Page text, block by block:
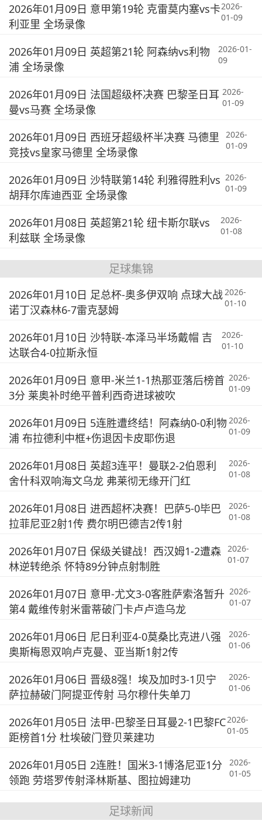
2026年01月09日 意甲第19轮 克雷莫内塞vs卡
利亚里 全场录像
2026-
01-09
2026年01月09日 英超第21轮 阿森纳vs利物
浦 全场录像
2026-01-
09
2026年01月09日 法国超级杯决赛 巴黎圣日耳
曼vs马赛 全场录像
2026-
01-09
2026年01月09日 西班牙超级杯半决赛 马德里
竞技vs皇家马德里 全场录像
2026-
01-09
2026年01月09日 沙特联第14轮 利雅得胜利vs
胡拜尔库迪西亚 全场录像
2026-
01-09
2026年01月08日 英超第21轮 纽卡斯尔联vs
利兹联 全场录像
2026-
01-08
足球集锦
2026年01月10日 足总杯-奥多伊双响 点球大战
诺丁汉森林6-7雷克瑟姆
2026-
01-10
2026年01月10日 沙特联-本泽马半场戴帽 吉
达联合4-0拉斯永恒
2026-
01-10
2026年01月09日 意甲-米兰1-1热那亚落后榜首
3分 莱奥补时绝平普利西奇进球被吹
2026-
01-09
2026年01月09日 5连胜遭终结！阿森纳0-0利物
浦 布拉德利中框+伤退因卡皮耶伤退
2026-
01-09
2026年01月08日 英超3连平！曼联2-2伯恩利
舍什科双响海文乌龙 弗莱彻无缘开门红
2026-
01-08
2026年01月08日 进西超杯决赛！巴萨5-0毕巴
拉菲尼亚2射1传 费尔明巴德吉2传1射
2026-
01-08
2026年01月07日 保级关键战！西汉姆1-2遭森
林逆转绝杀 怀特89分钟点射制胜
2026-
01-07
2026年01月07日 意甲-尤文3-0客胜萨索洛暂升
第4 戴维传射米雷蒂破门卡卢卢造乌龙
2026-
01-07
2026年01月06日 尼日利亚4-0莫桑比克进八强
奥斯梅恩双响卢克曼、亚当斯1射2传
2026-
01-06
2026年01月06日 晋级8强！埃及加时3-1贝宁
萨拉赫破门阿提亚传射 马尔穆什失单刀
2026-
01-06
2026年01月05日 法甲-巴黎圣日耳曼2-1巴黎FC
距榜首1分 杜埃破门登贝莱建功
2026-
01-05
2026年01月05日 2连胜！国米3-1博洛尼亚1分
领跑 劳塔罗传射泽林斯基、图拉姆建功
2026-
01-05
足球新闻